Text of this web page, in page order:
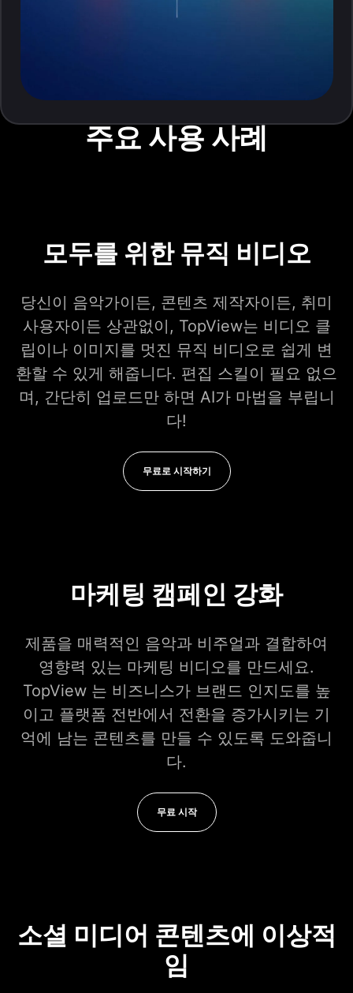
주요 사용 사례
모두를 위한 뮤직 비디오
당신이 음악가이든, 콘텐츠 제작자이든, 취미
사용자이든 상관없이, TopView는 비디오 클
립이나 이미지를 멋진 뮤직 비디오로 쉽게 변
환할 수 있게 해줍니다. 편집 스킬이 필요 없으
며, 간단히 업로드만 하면 AI가 마법을 부립니
다!
무료로 시작하기
마케팅 캠페인 강화
제품을 매력적인 음악과 비주얼과 결합하여
영향력 있는 마케팅 비디오를 만드세요.
TopView 는 비즈니스가 브랜드 인지도를 높
이고 플랫폼 전반에서 전환을 증가시키는 기
억에 남는 콘텐츠를 만들 수 있도록 도와줍니
다.
무료 시작
소셜 미디어 콘텐츠에 이상적
임